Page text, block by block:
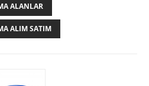
ALANLAR
ALIM SATIM